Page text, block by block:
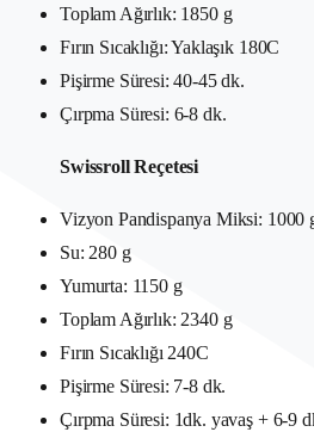
Toplam Ağırlık: 1850 g
Fırın Sıcaklığı: Yaklaşık 180C
Pişirme Süresi: 40-45 dk.
Çırpma Süresi: 6-8 dk.
Swissroll Reçetesi
Vizyon Pandispanya Miksi: 1000
Su: 280 g
Yumurta: 1150 g
Toplam Ağırlık: 2340 g
Fırın Sıcaklığı 240C
Pişirme Süresi: 7-8 dk.
Çırpma Süresi: 1dk. yavaş + 6-9